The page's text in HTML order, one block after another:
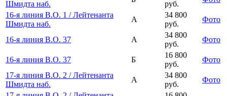
Шмидта наб.
руб.
16-я линия В.О. 1 / Лейтенанта
Шмидта наб.
А
34 800
руб.
Фото
16-я линия В.О. 37 А
34 800
руб.
Фото
16-я линия В.О. 37 Б
16 800
руб.
Фото
17-я линия В.О. 2 / Лейтенанта
Шмидта наб.
А
34 800
руб.
Фото